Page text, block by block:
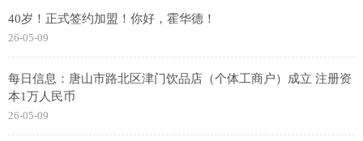
40岁！正式签约加盟！你好，霍华德！
26-05-09
每日信息：唐山市路北区津门饮品店（个体工商户）成立 注册资
本1万人民币
26-05-09